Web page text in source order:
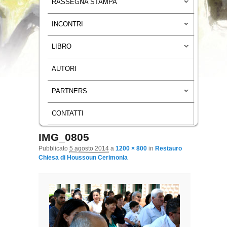
RASSEGNA STAMPA
INCONTRI
LIBRO
AUTORI
PARTNERS
CONTATTI
Navigazione immagini
IMG_0805
Pubblicato 5 agosto 2014a 1200 × 800in Restauro
Chiesa di Houssoun Cerimonia